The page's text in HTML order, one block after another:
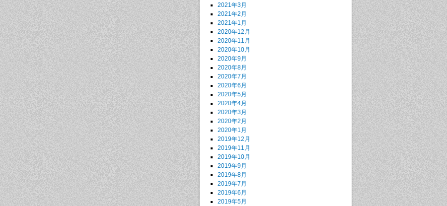
2021年3月
2021年2月
2021年1月
2020年12月
2020年11月
2020年10月
2020年9月
2020年8月
2020年7月
2020年6月
2020年5月
2020年4月
2020年3月
2020年2月
2020年1月
2019年12月
2019年11月
2019年10月
2019年9月
2019年8月
2019年7月
2019年6月
2019年5月